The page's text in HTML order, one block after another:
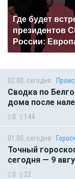
Где будет
президентов
России:
02:00, сегодня
Сводка по
дома после
0 144
01:00, сегодня
Точный
сегодня — 9
0 22